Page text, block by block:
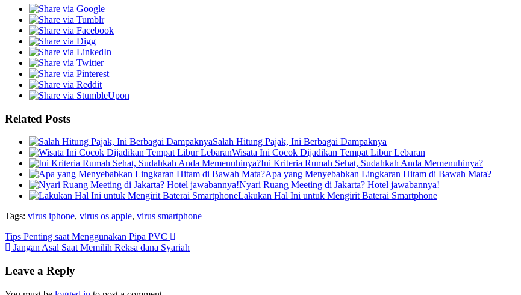
Related Posts
Salah Hitung Pajak, Ini Berbagai Dampaknya
Wisata Ini Cocok Dijadikan Tempat Libur Lebaran
Ini Kriteria Rumah Sehat, Sudahkah Anda Memenuhinya?
Apa yang Menyebabkan Lingkaran Hitam di Bawah Mata?
Nyari Ruang Meeting di Jakarta? Hotel jawabannya!
Lakukan Hal Ini untuk Mengirit Baterai Smartphone
Tags: virus iphone, virus os apple, virus smartphone
Tips Penting saat Menggunakan Pipa PVC
Jangan Asal Saat Memilih Reksa dana Syariah
Leave a Reply